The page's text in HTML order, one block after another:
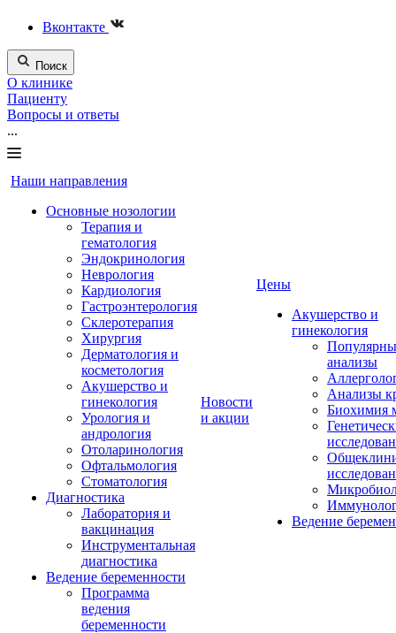
Вконтакте
Поиск
О клинике
Пациенту
Вопросы и ответы
...
Наши направления
Основные нозологии
Терапия и
гематология
Эндокринология
Неврология
Кардиология
Гастроэнтерология
Склеротерапия
Хирургия
Дерматология и
косметология
Акушерство и
гинекология
Урология и
андрология
Отоларинология
Офтальмология
Стоматология
Диагностика
Лаборатория и
вакцинация
Инструментальная
диагностика
Ведение беременности
Программа
ведения
беременности
Новости
и акции
Цены
Акушерство и
гинекология
анализы
Анализы
Биохимия
Ведение